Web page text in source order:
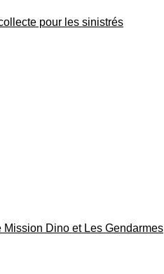
pour les sinistrés
Dino et Les Gendarmes